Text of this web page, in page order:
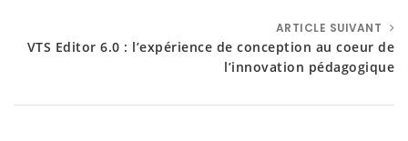
ARTICLE SUIVANT
VTS Editor 6.0 : l’expérience de conception au coeur de
l’innovation pédagogique